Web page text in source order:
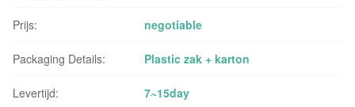
Prijs: negotiable
Packaging Details: Plastic zak + karton
Levertijd: 7~15day